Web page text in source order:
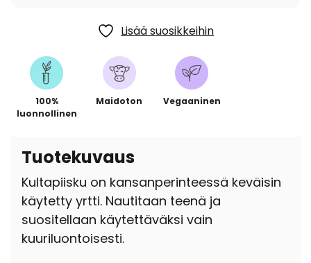
Lisää suosikkeihin
100%
luonnollinen
Maidoton Vegaaninen
Tuotekuvaus
Kultapiisku on kansanperinteessä keväisin
käytetty yrtti. Nautitaan teenä ja
suositellaan käytettäväksi vain
kuuriluontoisesti.